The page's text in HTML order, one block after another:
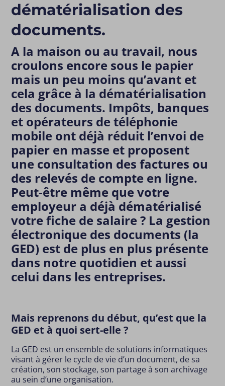
dématérialisation des
documents.
A la maison ou au travail, nous
croulons encore sous le papier
mais un peu moins qu’avant et
cela grâce à la dématérialisation
des documents. Impôts, banques
et opérateurs de téléphonie
mobile ont déjà réduit l’envoi de
papier en masse et proposent
une consultation des factures ou
des relevés de compte en ligne.
Peut-être même que votre
employeur a déjà dématérialisé
votre fiche de salaire ? La gestion
électronique des documents (la
GED) est de plus en plus présente
dans notre quotidien et aussi
celui dans les entreprises.
Mais reprenons du début, qu’est que la
GED et à quoi sert-elle ?
La GED est un ensemble de solutions informatiques
visant à gérer le cycle de vie d’un document, de sa
création, son stockage, son partage à son archivage
au sein d’une organisation.